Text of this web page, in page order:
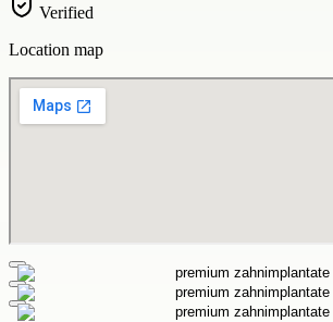
Verified
Location map